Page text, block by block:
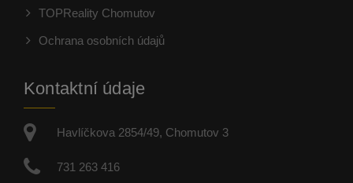
TOPReality Chomutov
Ochrana osobních údajů
Kontaktní údaje
Havlíčkova 2854/49, Chomutov 3
731 263 416